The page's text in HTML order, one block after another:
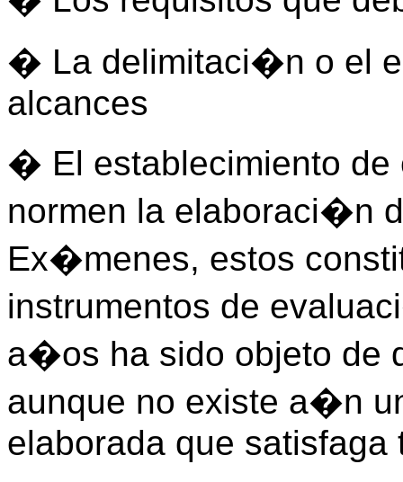
� La delimitaci�n o el
alcances
� El establecimiento de
normen la elaboraci�n
Ex�menes, estos
instrumentos de
a�os ha sido objeto
aunque no existe a�n
elaborada que